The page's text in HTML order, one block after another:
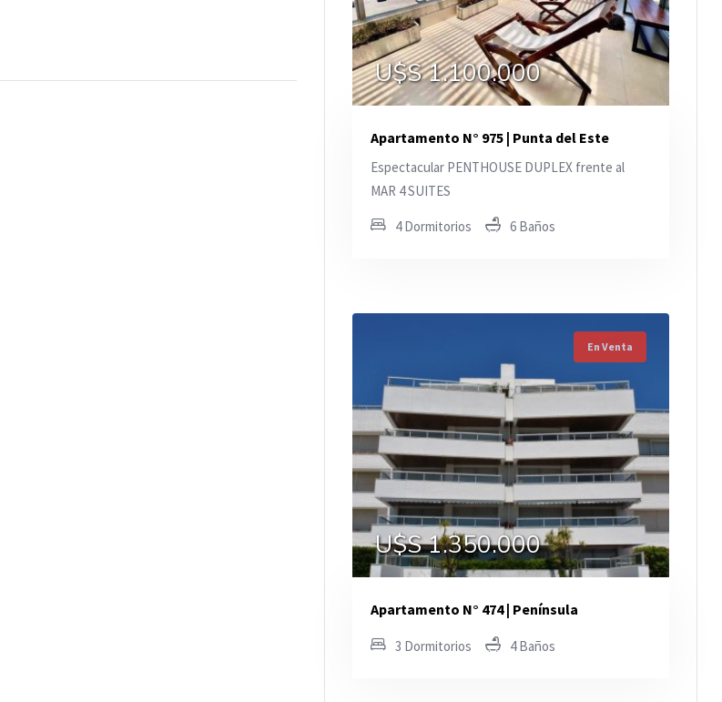
U$S 1.100.000
Apartamento N° 975 | Punta del Este
Espectacular PENTHOUSE DUPLEX frente al
MAR 4 SUITES
4 Dormitorios 6 Baños
En Venta
U$S 1.350.000
Apartamento N° 474 | Península
3 Dormitorios 4 Baños